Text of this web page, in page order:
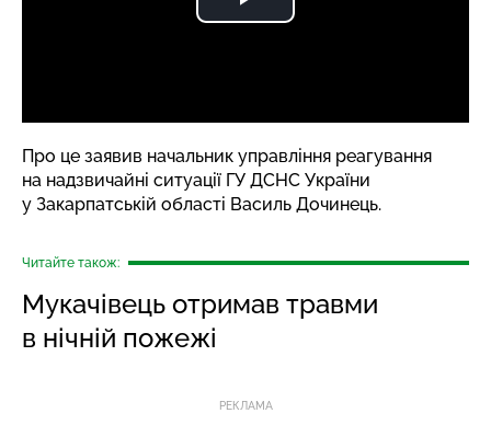
Про це заявив начальник управління реагування
на надзвичайні ситуації ГУ ДСНС України
у Закарпатській області Василь Дочинець.
Читайте також:
Мукачівець отримав травми
в нічній пожежі
РЕКЛАМА